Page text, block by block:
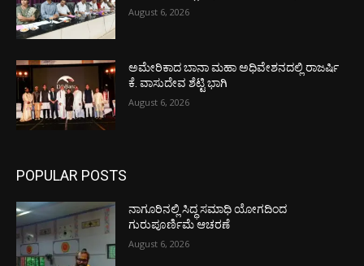
August 6, 2026
ಅಮೇರಿಕಾದ ಬಾನಾ ಮಹಾ ಅಧಿವೇಶನದಲ್ಲಿ ರಾಜರ್ಷಿ
ಕೆ. ವಾಸುದೇವ ಶೆಟ್ಟಿ ಭಾಗಿ
August 6, 2026
POPULAR POSTS
ನಾಗೂರಿನಲ್ಲಿ ಸಿದ್ಧ ಸಮಾಧಿ ಯೋಗದಿಂದ
ಗುರುಪೂರ್ಣಿಮೆ ಆಚರಣೆ
August 6, 2026